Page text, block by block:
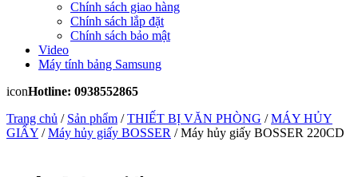
Chính sách giao hàng
Chính sách lắp đặt
Chính sách bảo mật
Video
Máy tính bảng Samsung
iconHotline: 0938552865
Trang chủ / Sản phẩm /THIẾT BỊ VĂN PHÒNG /MÁY HỦY
GIẤY /Máy hủy giấy BOSSER / Máy hủy giấy BOSSER 220CD